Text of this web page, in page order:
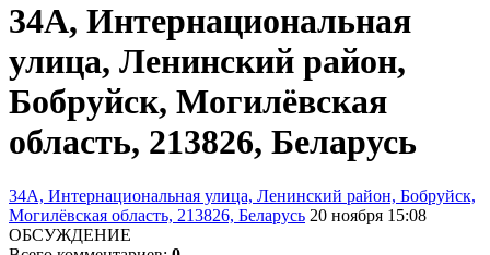
34А, Интернациональная
улица, Ленинский район,
Бобруйск, Могилёвская
область, 213826, Беларусь
34А, Интернациональная улица, Ленинский район, Бобруйск,
Могилёвская область, 213826, Беларусь 20 ноября 15:08
ОБСУЖДЕНИЕ